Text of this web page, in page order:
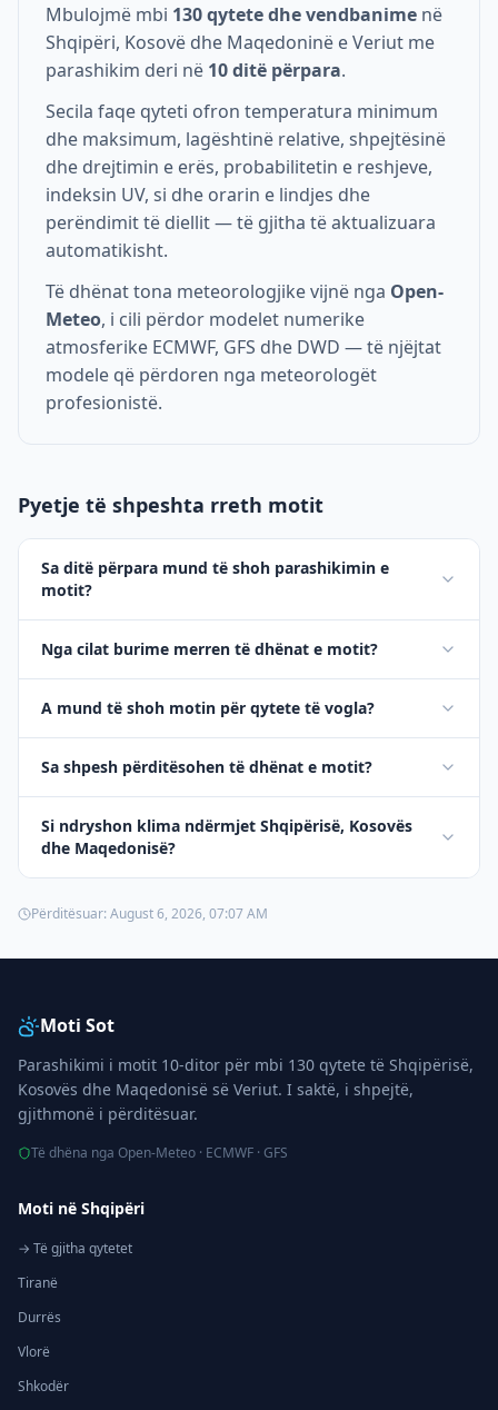
Mbulojmë mbi 130 qytete dhe vendbanime në
Shqipëri, Kosovë dhe Maqedoninë e Veriut me
parashikim deri në 10 ditë përpara.
Secila faqe qyteti ofron temperatura minimum
dhe maksimum, lagështinë relative, shpejtësinë
dhe drejtimin e erës, probabilitetin e reshjeve,
indeksin UV, si dhe orarin e lindjes dhe
perëndimit të diellit — të gjitha të aktualizuara
automatikisht.
Të dhënat tona meteorologjike vijnë nga Open-
Meteo, i cili përdor modelet numerike
atmosferike ECMWF, GFS dhe DWD — të njëjtat
modele që përdoren nga meteorologët
profesionistë.
Pyetje të shpeshta rreth motit
Sa ditë përpara mund të shoh parashikimin e
motit?
Nga cilat burime merren të dhënat e motit?
A mund të shoh motin për qytete të vogla?
Sa shpesh përditësohen të dhënat e motit?
Si ndryshon klima ndërmjet Shqipërisë, Kosovës
dhe Maqedonisë?
Përditësuar:August 6, 2026, 07:07 AM
Moti Sot
Parashikimi i motit 10-ditor për mbi 130 qytete të Shqipërisë,
Kosovës dhe Maqedonisë së Veriut. I saktë, i shpejtë,
gjithmonë i përditësuar.
Të dhëna nga Open-Meteo · ECMWF · GFS
Moti në Shqipëri
→ Të gjitha qytetet
Tiranë
Durrës
Vlorë
Shkodër